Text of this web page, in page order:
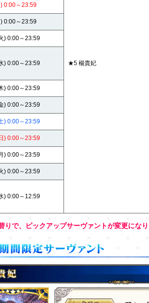
★5 楊貴妃
0:00～23:59
0:00～23:59
) 0:00～23:59
) 0:00～23:59
) 0:00～23:59
) 0:00～23:59
) 0:00～23:59
) 0:00～23:59
) 0:00～23:59
) 0:00～23:59
) 0:00～12:59
りで、ピックアップサーヴァントが変更になり